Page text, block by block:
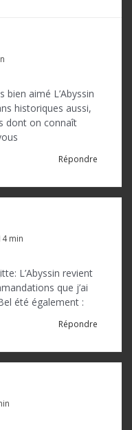
bien aimé L’Abyssin
historiques aussi,
dont on connaît
Répondre
min
L’Abyssin revient
que j’ai
été également :
Répondre